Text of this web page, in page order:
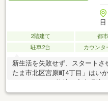
目
2階建て 都
駐車2台
カウンタ
新生活を失敗せず、スタート
たま市北区宮原町4丁目」はい
っています。さいたま市